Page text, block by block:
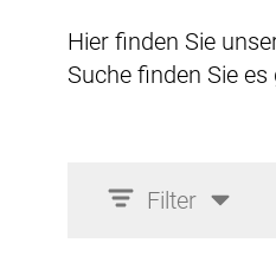
Hier finden Sie
Suche finden Sie
Filter